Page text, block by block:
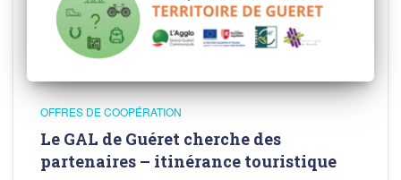
OFFRES DE COOPÉRATION
Le GAL de Guéret cherche des
partenaires – itinérance touristique